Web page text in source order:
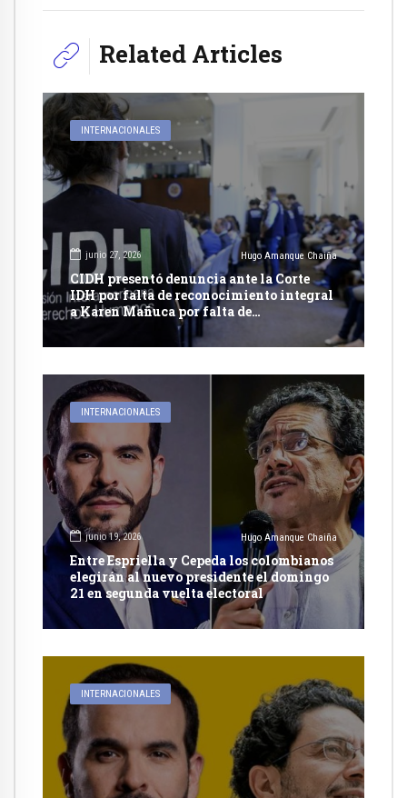
Related Articles
INTERNACIONALES
junio 27, 2026 Hugo Amanque Chaiña
CIDH presentó denuncia ante la Corte
IDH por falta de reconocimiento integral
a Karen Mañuca por falta de
reconocimiento integral a su identidad
de genero
INTERNACIONALES
junio 19, 2026 Hugo Amanque Chaiña
Entre Espriella y Cepeda los colombianos
elegirán al nuevo presidente el domingo
21 en segunda vuelta electoral
INTERNACIONALES